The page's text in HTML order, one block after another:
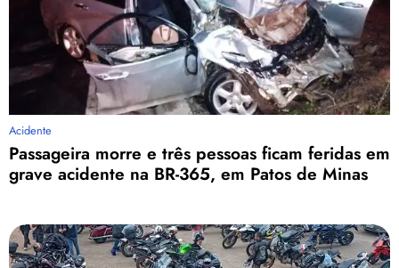
Acidente
Passageira morre e três pessoas ficam feridas em
grave acidente na BR-365, em Patos de Minas